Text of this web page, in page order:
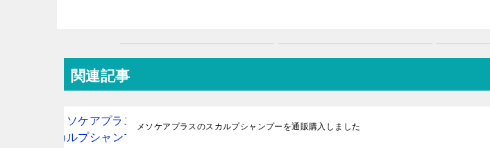
関連記事
メソケアプラスのスカルプシャンプーを通販購入しました